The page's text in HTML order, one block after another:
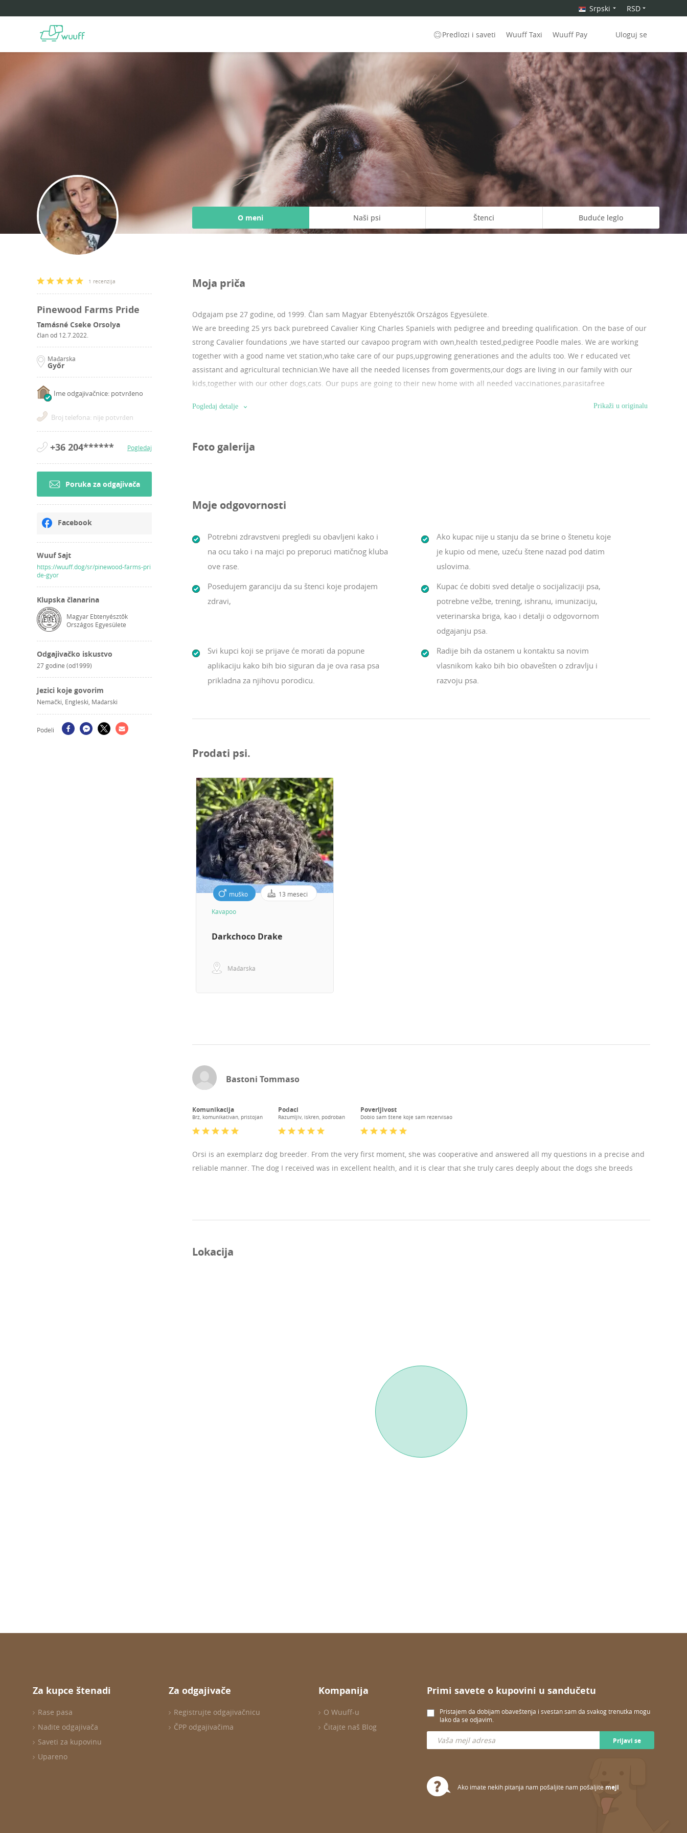
Srpski RSD
Predlozi i saveti Wuuff Taxi Wuuff Pay Uloguj se
1 recenzija
Pinewood Farms Pride
Tamásné Cseke Orsolya
član od 12.7.2022.
Mađarska
Győr
Ime odgajivačnice: potvrđeno
Broj telefona: nije potvrđen
+36 204****** Pogledaj
Poruka za odgajivača
Facebook
Wuuf Sajt
https://wuuff.dog/sr/pinewood-farms-pri
de-gyor
Klupska članarina
Magyar Ebtenyésztők
Országos Egyesülete
Odgajivačko iskustvo
27 godine (od1999)
Jezici koje govorim
Nemački, Engleski, Mađarski
Podeli
O meni Naši psi Štenci Buduće leglo
Moja priča
Odgajam pse 27 godine, od 1999. Član sam Magyar Ebtenyésztők Országos Egyesülete.
We are breeding 25 yrs back purebreed Cavalier King Charles Spaniels with pedigree and breeding qualification. On the base of our
strong Cavalier foundations ,we have started our cavapoo program with own,health tested,pedigree Poodle males. We are working
together with a good name vet station,who take care of our pups,upgrowing generationes and the adults too. We r educated vet
assistant and agricultural technician.We have all the needed licenses from goverments,our dogs are living in our family with our
kids,together with our other dogs,cats. Our pups are going to their new home with all needed vaccinationes,parasitafree
documents (traces or/and official veterinary paper). Our speciality is within Europe the door to door delivery by car,and the hand to
Pogledaj detalje Prikaži u originalu
Foto galerija
Moje odgovornosti
Potrebni zdravstveni pregledi su obavljeni kako i
na ocu tako i na majci po preporuci matičnog kluba
ove rase.
Ako kupac nije u stanju da se brine o štenetu koje
je kupio od mene, uzeću štene nazad pod datim
uslovima.
Posedujem garanciju da su štenci koje prodajem
zdravi,
Kupac će dobiti sved detalje o socijalizaciji psa,
potrebne vežbe, trening, ishranu, imunizaciju,
veterinarska briga, kao i detalji o odgovornom
odgajanju psa.
Svi kupci koji se prijave će morati da popune
aplikaciju kako bih bio siguran da je ova rasa psa
prikladna za njihovu porodicu.
Radije bih da ostanem u kontaktu sa novim
vlasnikom kako bih bio obavešten o zdravlju i
razvoju psa.
Prodati psi.
muško 13 meseci
Kavapoo
Darkchoco Drake
Mađarska
Bastoni Tommaso
Komunikacija
Brz, komunikativan, pristojan
Podaci
Razumljiv, iskren, podroban
Poverljivost
Dobio sam štene koje sam rezervisao
Orsi is an exemplarz dog breeder. From the very first moment, she was cooperative and answered all my questions in a precise and
reliable manner. The dog I received was in excellent health, and it is clear that she truly cares deeply about the dogs she breeds
Lokacija
Za kupce štenadi
Rase pasa
Nađite odgajivača
Saveti za kupovinu
Upareno
Za odgajivače
Registrujte odgajivačnicu
ČPP odgajivačima
Kompanija
O Wuuff-u
Čitajte naš Blog
Primi savete o kupovini u sandučetu
Pristajem da dobijam obaveštenja i svestan sam da svakog trenutka mogu
lako da se odjavim.
Prijavi se
Ako imate nekih pitanja nam pošaljite nam pošaljitemejl